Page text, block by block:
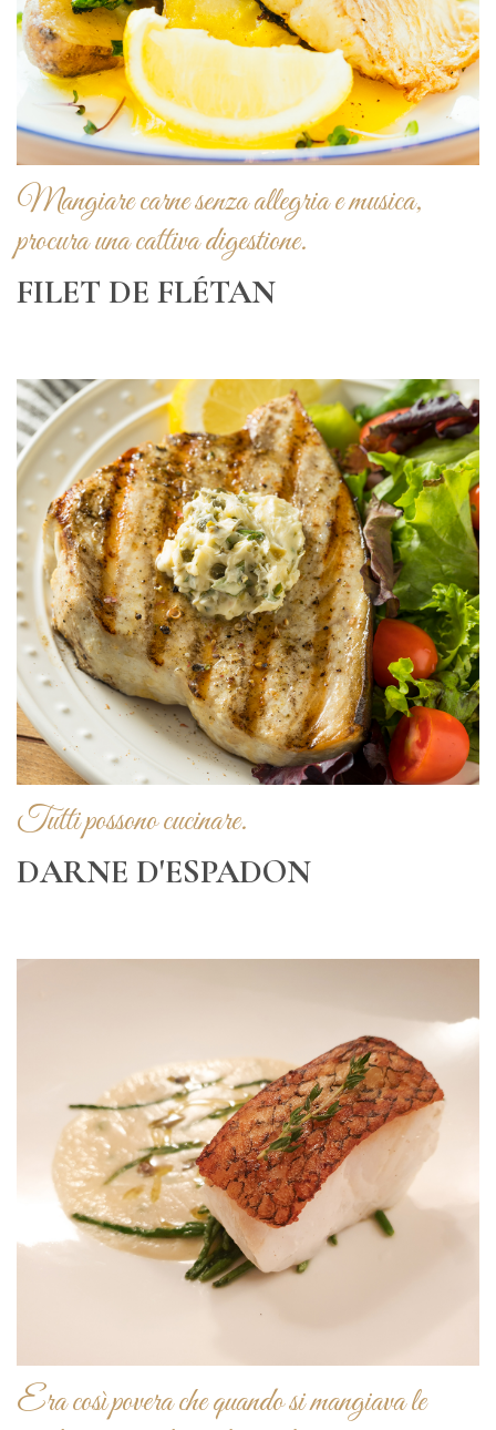
Mangiare carne senza allegria e musica,
procura una cattiva digestione.
FILET DE FLÉTAN
Tutti possono cucinare.
DARNE D'ESPADON
Era così povera che quando si mangiava le